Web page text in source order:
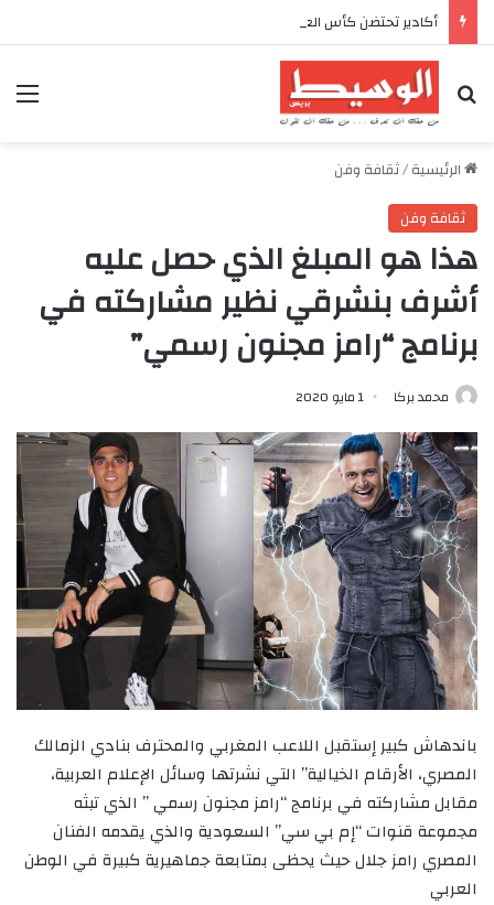
بحث عن
الرئيسية/ثقافة وفن
ثقافة وفن
هذا هو المبلغ الذي حصل عليه
أشرف بنشرقي نظير مشاركته في
برنامج “رامز مجنون رسمي”
محمد بركا 1 مايو 2020
باندهاش كبير إستقبل اللاعب المغربي والمحترف بنادي الزمالك
المصري، الأرقام الخيالية” التي نشرتها وسائل الإعلام العربية،
مقابل مشاركته في برنامج “رامز مجنون رسمي ” الذي تبثه
مجموعة قنوات “إم بي سي” السعودية والذي يقدمه الفنان
المصري رامز جلال حيث يحظى بمتابعة جماهيرية كبيرة في الوطن
العربي